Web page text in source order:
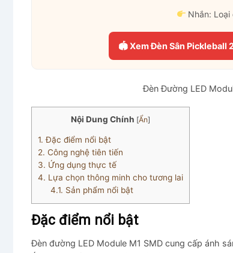
Nhắn:
🏟 Xem Đèn Sân Pickleball
Đèn Đường LED
Nội Dung Chính [Ẩn]
1. Đặc điểm nổi bật
2. Công nghệ tiên tiến
3. Ứng dụng thực tế
4. Lựa chọn thông minh cho tương lai
4.1. Sản phẩm nổi bật
Đặc điểm nổi bật
Đèn đường LED Module M1 SMD cung cấp ánh